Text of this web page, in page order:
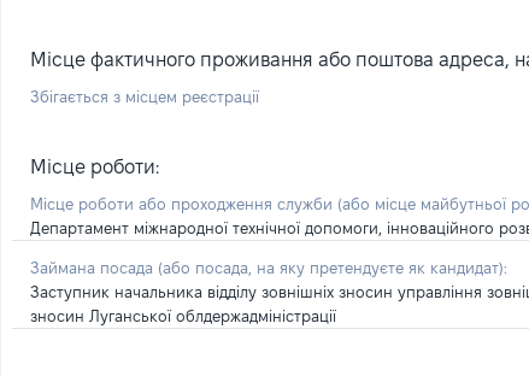
Місце фактичного проживання або поштова адреса,
Збігається з місцем реєстрації
Місце роботи:
Місце роботи або проходження служби (або місце майбутньої
Департамент міжнародної технічної допомоги, інноваційного
Займана посада (або посада, на яку претендуєте як кандидат):
Заступник начальника відділу зовнішніх зносин управління
зносин Луганської облдержадміністрації